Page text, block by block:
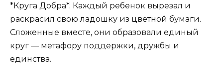
*Круга Добра*. Каждый ребенок вырезал и
раскрасил свою ладошку из цветной бумаги.
Сложенные вместе, они образовали единый
круг — метафору поддержки, дружбы и
единства.